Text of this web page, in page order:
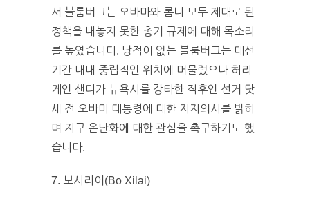
서 블룸버그는 오바마와 롬니 모두 제대로 된
정책을 내놓지 못한 총기 규제에 대해 목소리
를 높였습니다. 당적이 없는 블룸버그는 대선
기간 내내 중립적인 위치에 머물렀으나 허리
케인 샌디가 뉴욕시를 강타한 직후인 선거 닷
새 전 오바마 대통령에 대한 지지의사를 밝히
며 지구 온난화에 대한 관심을 촉구하기도 했
습니다.
7. 보시라이(Bo Xilai)